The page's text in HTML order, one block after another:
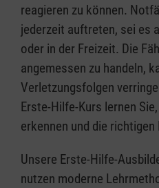
reagieren zu können.
jederzeit auftreten, sei es
oder in der Freizeit. Die
angemessen zu handeln,
Verletzungsfolgen
Erste-Hilfe-Kurs lernen
erkennen und die
Unsere Erste-Hilfe-
nutzen moderne